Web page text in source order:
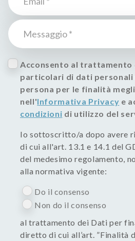
Acconsento al trattamento
particolari di dati
persona per le finalità
nell'Informativa Privacy e
condizioni di utilizzo del
Io sottoscritto/a dopo avere
di cui all'art. 13.1 e 14.1 del
del medesimo regolamento,
alla normativa vigente:
Do il consenso
Non do il consenso
al trattamento dei Dati per
diretto di cui all’art. ”Finalità